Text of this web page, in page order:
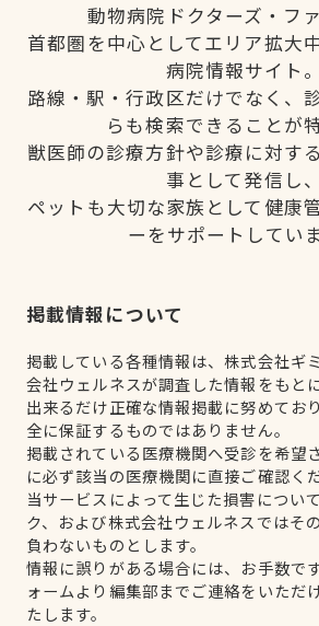
動物病院ドクターズ・フ
首都圏を中心としてエリア拡大
病院情報サイト。
路線・駅・行政区だけでなく、
らも検索できることが
獣医師の診療方針や診療に対す
事として発信し、
ペットも大切な家族として健康
ーをサポートしていま
掲載情報について
掲載している各種情報は、株式会社ギ
会社ウェルネスが調査した情報をもと
出来るだけ正確な情報掲載に努めてお
全に保証するものではありません。
掲載されている医療機関へ受診を希望
に必ず該当の医療機関に直接ご確認くだ
当サービスによって生じた損害につい
ク、および株式会社ウェルネスではそ
負わないものとします。
情報に誤りがある場合には、お手数で
ォームより編集部までご連絡をいただ
たします。